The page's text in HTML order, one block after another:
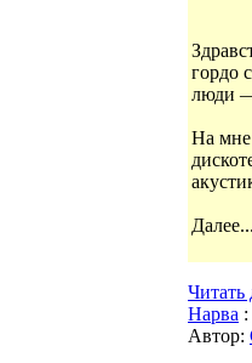
гордо
люди
На мне
Далее...
Читать
Нарва :
Автор: